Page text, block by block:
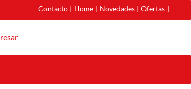
Contacto | Home | Novedades | Ofertas |